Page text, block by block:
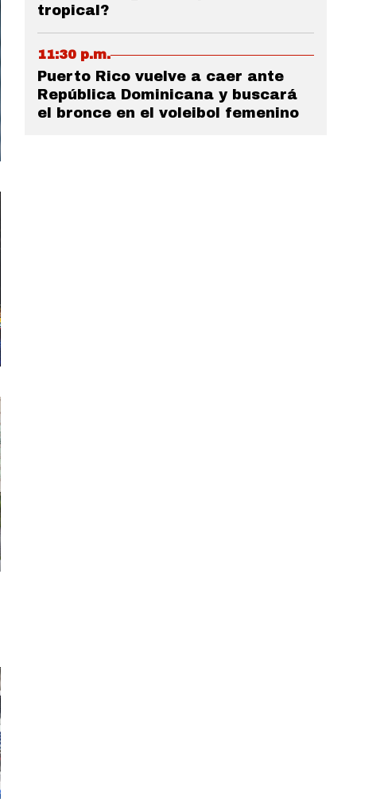
tropical?
11:30 p.m.
Puerto Rico vuelve a caer ante
República Dominicana y buscará
el bronce en el voleibol femenino